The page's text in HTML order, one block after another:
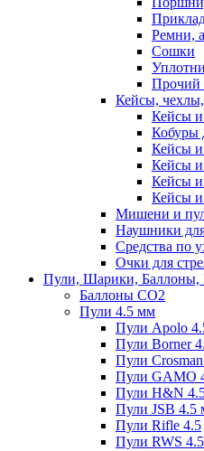
Ремни,
Сошки
Кейсы,
Кейсы и
Кобуры
Кейсы
Кейсы и
Кейсы и
Кейсы
Мишени и
Наушники
Средства по
Очки для
Пули, Шарики, Баллоны,
Баллоны CO2
Пули 4.5 мм
Пули Apolo
Пули Borner
Пули
Пули GAMO
Пули H&N
Пули JSB 4.5
Пули Rifle 4.5
Пули RWS